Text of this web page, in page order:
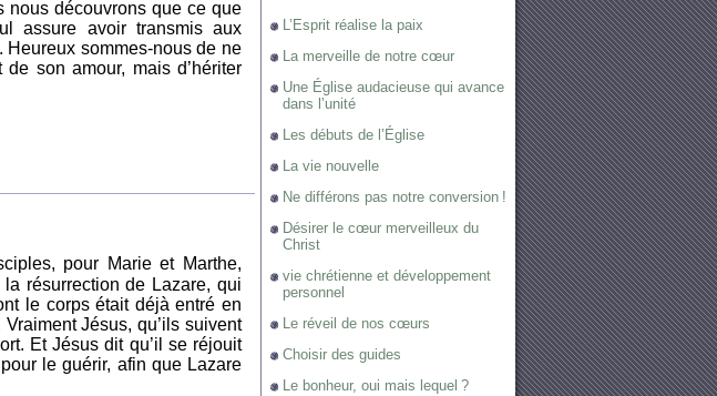
nous découvrons que ce que
assure avoir transmis aux
Heureux sommes-nous de ne
son amour, mais d’hériter
pour Marie et Marthe,
résurrection de Lazare, qui
le corps était déjà entré en
Jésus, qu’ils suivent
Et Jésus dit qu’il se réjouit
le guérir, afin que Lazare
L’Esprit réalise la paix
La merveille de notre cœur
Une Église audacieuse qui avance
dans l’unité
Les débuts de l’Église
La vie nouvelle
Ne différons pas notre conversion !
Désirer le cœur merveilleux du
Christ
vie chrétienne et développement
personnel
Le réveil de nos cœurs
Choisir des guides
Le bonheur, oui mais lequel ?